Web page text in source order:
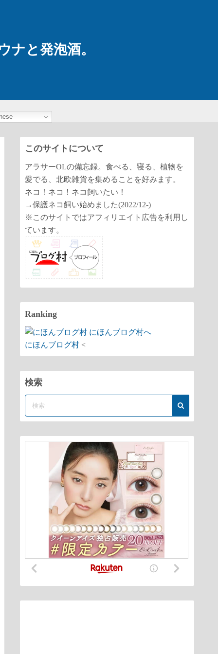
ナと発泡酒。
このサイトについて
アラサーOLの備忘録。食べる、寝る、植物を
愛でる、北欧雑貨を集めることを好みます。
ネコ！ネコ！ネコ飼いたい！
→保護ネコ飼い始めました(2022/12-)
※このサイトではアフィリエイト広告を利用し
ています。
Ranking
にほんブログ村 <
検索